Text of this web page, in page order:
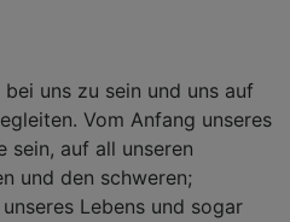
uns zu sein und uns auf
Vom Anfang unseres
sein, auf all unseren
und den schweren;
Lebens und sogar